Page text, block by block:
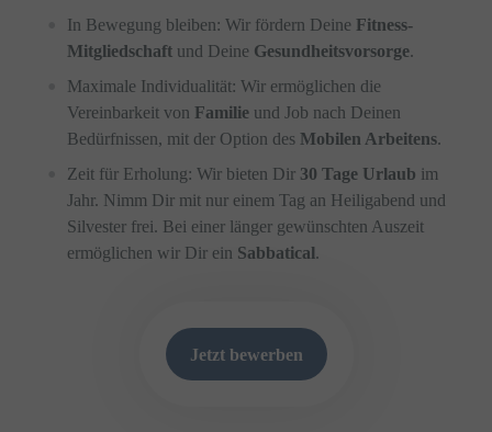
In Bewegung bleiben: Wir fördern Deine Fitness-
Mitgliedschaft und Deine Gesundheitsvorsorge.
Maximale Individualität: Wir ermöglichen die
Vereinbarkeit von Familie und Job nach Deinen
Bedürfnissen, mit der Option des Mobilen Arbeitens.
Zeit für Erholung: Wir bieten Dir 30 Tage Urlaub im
Jahr. Nimm Dir mit nur einem Tag an Heiligabend und
Silvester frei. Bei einer länger gewünschten Auszeit
ermöglichen wir Dir ein Sabbatical.
Jetzt bewerben